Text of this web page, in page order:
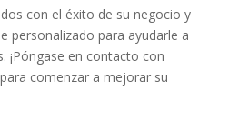
con el éxito de su negocio y
personalizado para ayudarle a
¡Póngase en contacto con
comenzar a mejorar su